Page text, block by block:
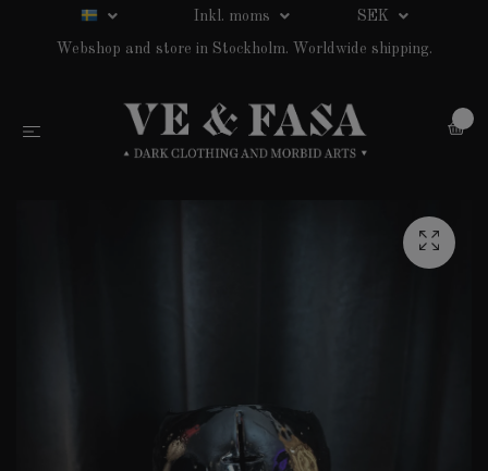
Inkl. moms SEK
Webshop and store in Stockholm. Worldwide shipping.